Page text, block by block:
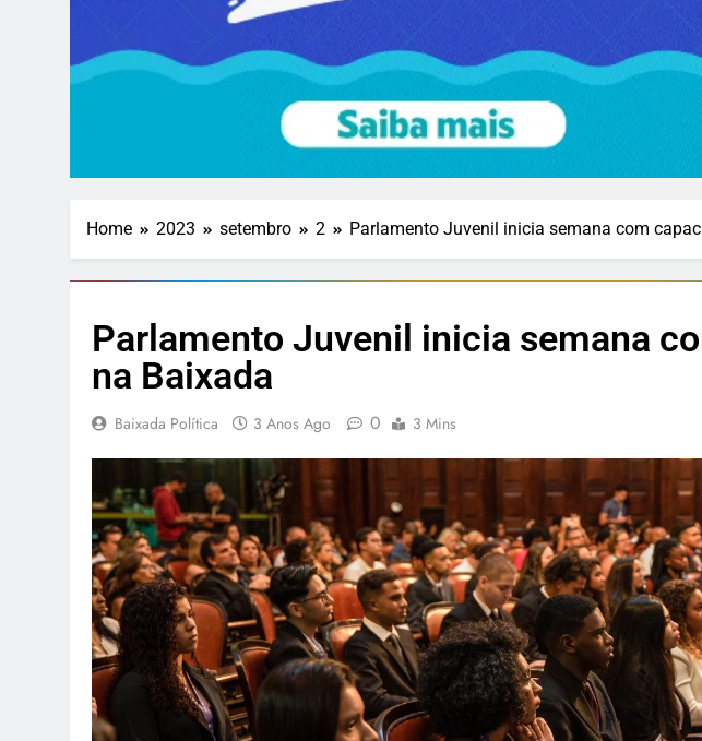
Home 2023 setembro 2 Parlamento Juvenil inicia semana com
Parlamento Juvenil inicia semana
na Baixada
Baixada Política 3 Anos Ago 0 3 Mins